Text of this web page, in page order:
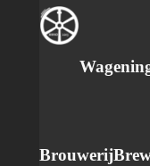
Brouwerij